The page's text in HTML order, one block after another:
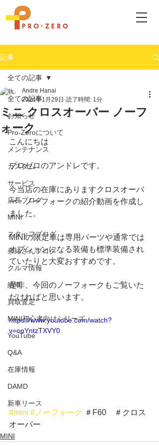
記事
全ての記事
お知らせ
Pro-Zeroについて
メンテナンス
カスタム
サービス
店長ブログ
MINI
スタッフブログ
奈緒さんブログ
クルマ情報
納車
買取査定
MINI初心者向けシリーズ
YouTube
Q&A
在庫情報
DAMD
新車リース
全ての記事
ミニ クロスオーバー ノーフ
ォーク
Andre Hanai
2024年1月29日 読了時間: 1分
こんにちは
プロゼロのアンドレです。
今当店の在庫にありますクロスオーバ
ー・ノーフォークの紹介動画を作成し
ました。
MINIの限定車は専用パーツや通常では
オプションになる装備も標準装備され
ていたりと大変おすすめです。
是非、今回のノーフォークもご覧いた
だければと思います。
https://www.youtube.com/watch?
v=ooYntzTXVY0
#mini #ノーフォーク ＃F60　＃クロス
MINI